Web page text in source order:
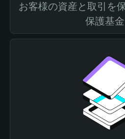
お客様の資産と取引を
保護基金